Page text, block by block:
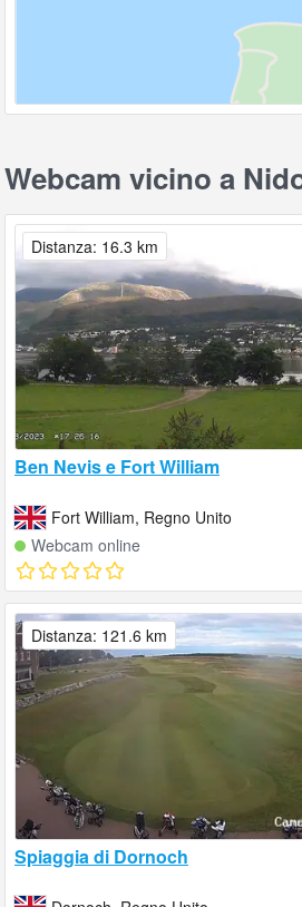
Webcam vicino a
Ben Nevis e Fort William
Fort William, Regno Unito
Webcam online
Distanza: 16.3 km
Spiaggia di Dornoch
Distanza: 121.6 km